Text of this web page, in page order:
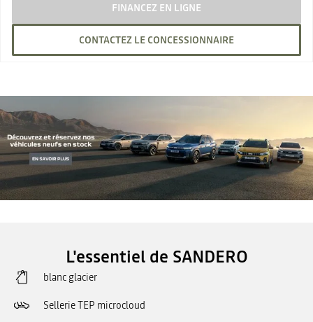
FINANCEZ EN LIGNE
CONTACTEZ LE CONCESSIONNAIRE
L'essentiel de SANDERO
blanc glacier
Sellerie TEP microcloud